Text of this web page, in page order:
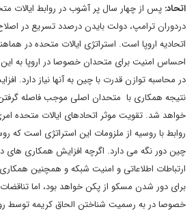
اتحاد: پس از چهار سال پر آشوب در روابط ایالات
دردوران ترامپ، دولت بایدن درصدد تسریع در
اتحادیه اروپا است. استراتژی ایالات متحده در
احساس امنیت برای متحدان خصوصا در اروپا به
در محاسبه توازن قدرت با چین به آنها نیاز دارد.
نتیجه همکاری با متحدان اصلی موجب فاصله
خواهد شد. تقویت موثر اتحادهای ایالات متحده
روابط با روسیه از ملزومات این استراتژی است که
چین دور نگه می دارد. اگرچه افزایش همکاری های
ارتباطات اطلاعاتی و امنیت شبکه و همچنین
برای دور شدن مسکو از پکن خواهد بود، اما
خصوصا در به رسمیت شناختن الحاق کریمه توسط